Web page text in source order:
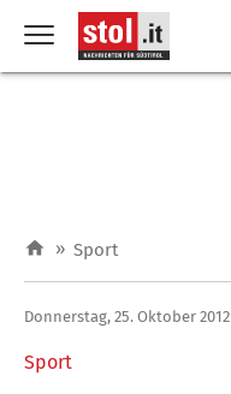
» Sport
Sport
Donnerstag, 25. Oktober 2012